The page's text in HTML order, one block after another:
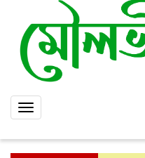
Toggle